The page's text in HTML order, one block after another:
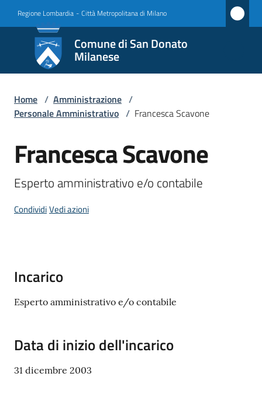
Regione Lombardia - Città Metropolitana di Milano
Comune di San Donato
Milanese
Comune
di San
Donato
Milanese
Amministrazione
Menu selezionato
Novità
Servizi
Milanese
Tutti
gli
Home / Amministrazione /
Personale Amministrativo / Francesca Scavone
Salta al contenuto
Francesca Scavone
Esperto amministrativo e/o contabile
CondividiVedi azioni
Incarico
Esperto amministrativo e/o contabile
Data di inizio dell'incarico
31 dicembre 2003